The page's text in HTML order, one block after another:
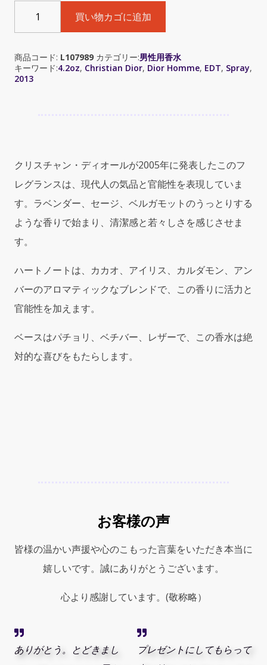
Homme
(デ
ィ
4.2oz
EDT
quantity
買い物カゴに追加
商品コード: L107989 カテゴリー:男性用香水
キーワード:4.2oz, Christian Dior, Dior Homme, EDT, Spray,
2013
クリスチャン・ディオールが2005年に発表したこのフ
レグランスは、現代人の気品と官能性を表現していま
す。ラベンダー、セージ、ベルガモットのうっとりする
ような香りで始まり、清潔感と若々しさを感じさせま
す。
ハートノートは、カカオ、アイリス、カルダモン、アン
バーのアロマティックなブレンドで、この香りに活力と
官能性を加えます。
ベースはパチョリ、ベチバー、レザーで、この香水は絶
対的な喜びをもたらします。
お客様の声
皆様の温かい声援や心のこもった言葉をいただき本当に
嬉しいです。誠にありがとうございます。
心より感謝しています。(敬称略）
ありがとう。とどきまし
プレゼントにしてもらって